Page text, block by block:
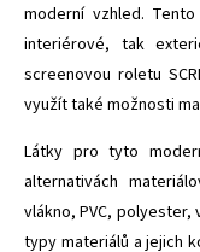
moderní vzhled.
interiérové, tak
screenovou roletu
využít také možnosti
Látky pro tyto
alternativách
vlákno, PVC,
typy materiálů a jejich